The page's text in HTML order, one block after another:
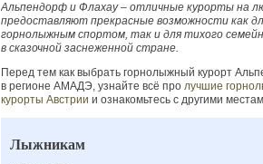
Альпендорф и Флахау – отличные курорты на
предоставляют прекрасные возможности как
горнолыжным спортом, так и для тихого
в сказочной заснеженной стране.
Перед тем как выбрать горнолыжный курорт
в регионе АМАДЭ, узнайте всё про лучшие
курорты Австрии и ознакомьтесь с другими
Лыжникам